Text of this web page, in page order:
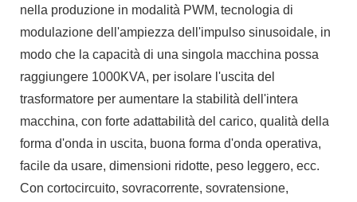
nella produzione in modalità PWM, tecnologia di
modulazione dell'ampiezza dell'impulso sinusoidale, in
modo che la capacità di una singola macchina possa
raggiungere 1000KVA, per isolare l'uscita del
trasformatore per aumentare la stabilità dell'intera
macchina, con forte adattabilità del carico, qualità della
forma d'onda in uscita, buona forma d'onda operativa,
facile da usare, dimensioni ridotte, peso leggero, ecc.
Con cortocircuito, sovracorrente, sovratensione,